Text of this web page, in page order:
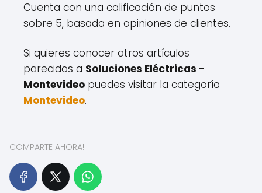
Cuenta con una calificación de puntos
sobre 5, basada en opiniones de clientes.
Si quieres conocer otros artículos
parecidos a Soluciones Eléctricas -
Montevideo puedes visitar la categoría
Montevideo.
COMPARTE AHORA!